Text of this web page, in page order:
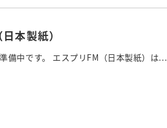
本製紙）
備中です。 エスプリFM（日本製紙）は...